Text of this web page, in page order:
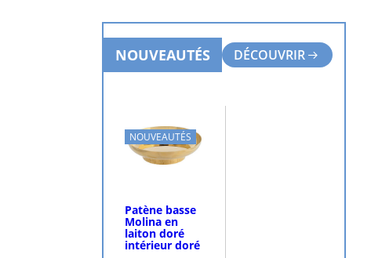
NOUVEAUTÉS DÉCOUVRIR
NOUVEAUTÉS
Patène basse
Molina en
laiton doré
intérieur doré